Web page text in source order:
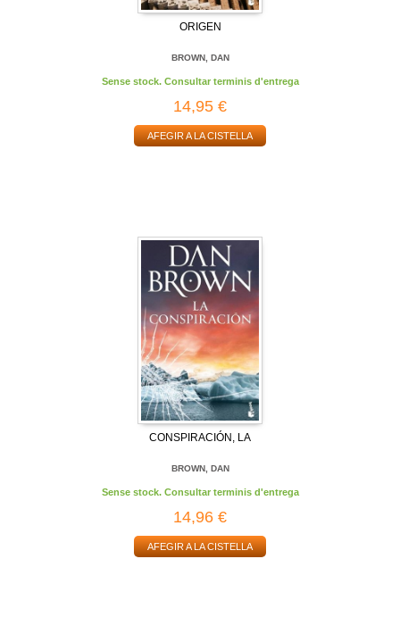
ORIGEN
BROWN, DAN
Sense stock. Consultar terminis d'entrega
14,95 €
AFEGIR A LA CISTELLA
CONSPIRACIÓN, LA
BROWN, DAN
Sense stock. Consultar terminis d'entrega
14,96 €
AFEGIR A LA CISTELLA